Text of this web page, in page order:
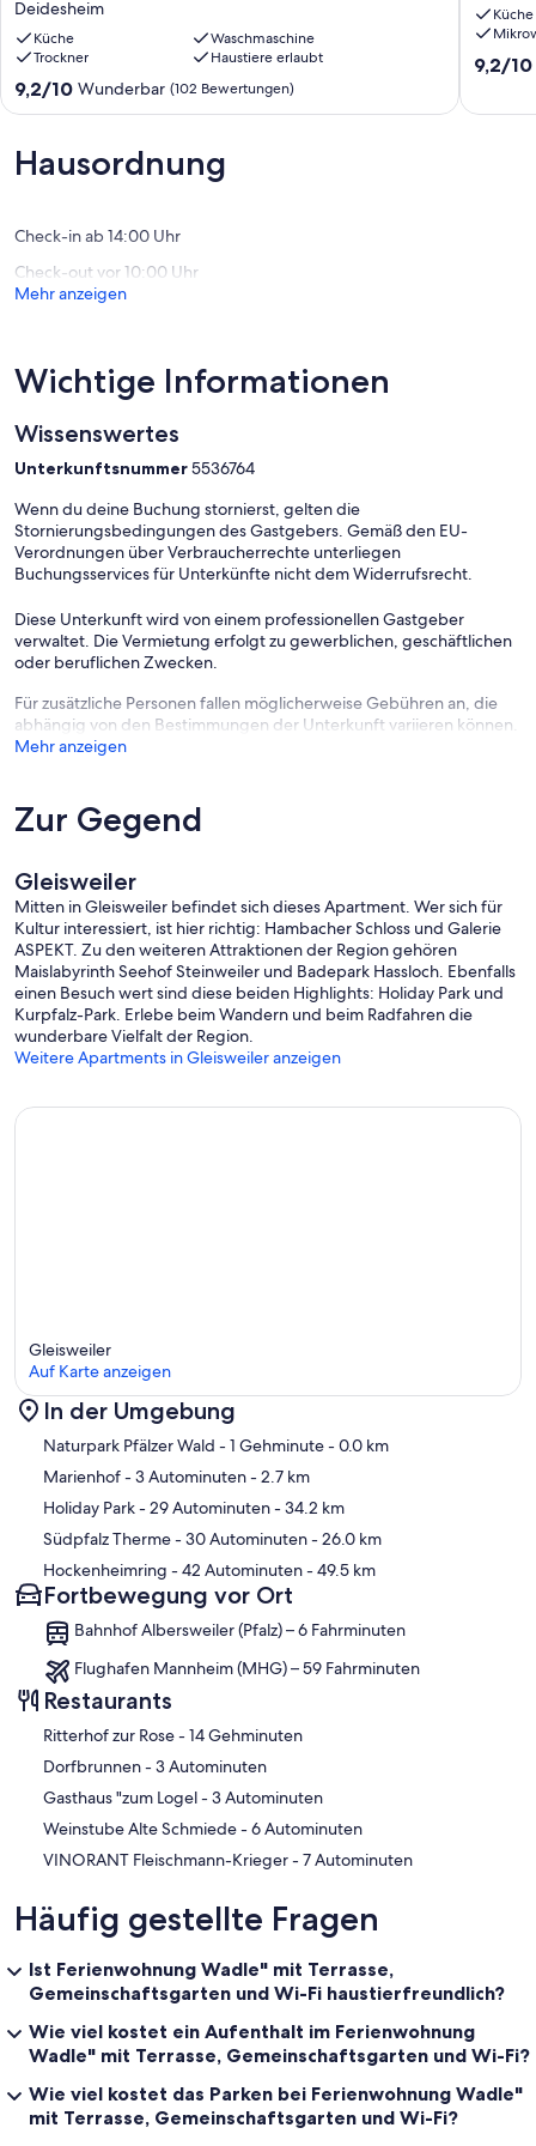
Weinstraße.
Vom
Staatsgast
bis
zum
Deidesheim
Deidesheim
Küche
Waschmaschine
Trockner
Haustiere erlaubt
9.2
von
Wunderbar,
(102
9,2/10 Wunderbar (102 Bewertungen)
in Küche
9.2
9,2/10
Hausordnung
Check-in ab 14:00 Uhr
Check-out vor 10:00 Uhr
Mehr anzeigen
Wichtige Informationen
Wissenswertes
Unterkunftsnummer5536764
Wenn du deine Buchung stornierst, gelten die
Stornierungsbedingungen des Gastgebers. Gemäß den EU-
Verordnungen über Verbraucherrechte unterliegen
Buchungsservices für Unterkünfte nicht dem Widerrufsrecht.
Diese Unterkunft wird von einem professionellen Gastgeber
verwaltet. Die Vermietung erfolgt zu gewerblichen, geschäftlichen
oder beruflichen Zwecken.
Für zusätzliche Personen fallen möglicherweise Gebühren an, die
abhängig von den Bestimmungen der Unterkunft variieren können.
Mehr anzeigen
Zur Gegend
Gleisweiler
Mitten in Gleisweiler befindet sich dieses Apartment. Wer sich für
Kultur interessiert, ist hier richtig: Hambacher Schloss und Galerie
ASPEKT. Zu den weiteren Attraktionen der Region gehören
Maislabyrinth Seehof Steinweiler und Badepark Hassloch. Ebenfalls
einen Besuch wert sind diese beiden Highlights: Holiday Park und
Kurpfalz-Park. Erlebe beim Wandern und beim Radfahren die
wunderbare Vielfalt der Region.
Weitere Apartments in Gleisweiler anzeigen
Karte
Gleisweiler
Auf Karte anzeigen
In der Umgebung
Naturpark Pfälzer Wald - 1 Gehminute- 0.0 km
Marienhof- 3 Autominuten- 2.7 km
Holiday Park- 29 Autominuten- 34.2 km
Südpfalz Therme- 30 Autominuten- 26.0 km
Hockenheimring - 42 Autominuten- 49.5 km
Fortbewegung vor Ort
Bahnhof Albersweiler (Pfalz) – 6 Fahrminuten
Flughafen Mannheim (MHG) – 59 Fahrminuten
Restaurants
‪Ritterhof zur Rose - ‬14 Gehminuten
‪Dorfbrunnen - ‬3 Autominuten
‪Gasthaus "zum Logel - ‬3 Autominuten
‪Weinstube Alte Schmiede - ‬6 Autominuten
‪VINORANT Fleischmann-Krieger - ‬7 Autominuten
Häufig gestellte Fragen
Ist Ferienwohnung Wadle" mit Terrasse,
Gemeinschaftsgarten und Wi-Fi haustierfreundlich?
Wie viel kostet ein Aufenthalt im Ferienwohnung
Wadle" mit Terrasse, Gemeinschaftsgarten und Wi-Fi?
Wie viel kostet das Parken bei Ferienwohnung Wadle"
mit Terrasse, Gemeinschaftsgarten und Wi-Fi?